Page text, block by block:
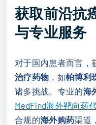
获取前沿抗
与专业服务
对于国内患者而言，
治疗药物 ，如帕博利
诸多挑战。专业的海
MedFind海外靶向药
合规的海外购药渠道